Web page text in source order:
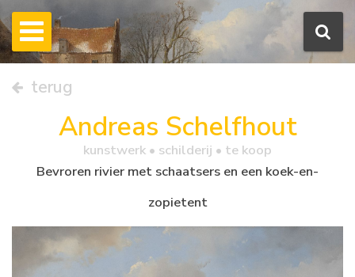
terug
Andreas Schelfhout
kunstwerk • schilderij • te koop
Bevroren rivier met schaatsers en een koek-en-
zopietent